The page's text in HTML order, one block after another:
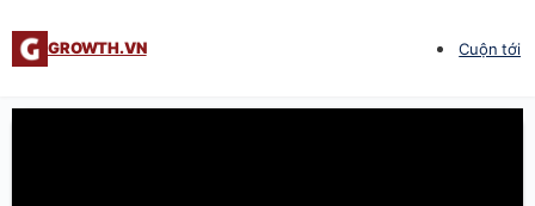
GROWTH.VN Cuộn tới